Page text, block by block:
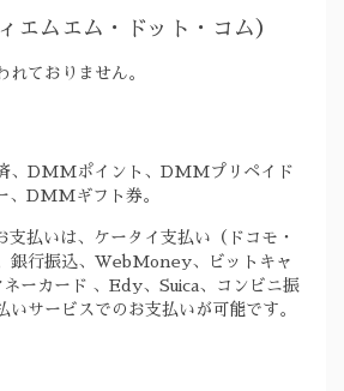
ムエム・ドット・コム）
れておりません。
、DMMポイント、DMMプリペイド
、DMMギフト券。
払いは、ケータイ支払い（ドコモ・
銀行振込、WebMoney、ビットキャ
ーカード 、Edy、Suica、コンビニ振
いサービスでのお支払いが可能です。